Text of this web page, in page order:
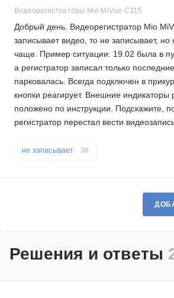
Видеорегистраторы Mio MiVue C315
Добрый день. Видеорегистратор Mio
записывает видео, то не записывает, но
чаще. Пример ситуации: 19.02 была в
а регистратор записал только
парковалась. Всегда подключен в
кнопки реагирует. Внешние индикаторы
положено по инструкции. Подскажите,
регистратор перестал вести
не записывает 36
Решения и ответы